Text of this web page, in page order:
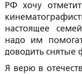
РФ хочу
настоящее
надо им
доводить снятые
Я верю в